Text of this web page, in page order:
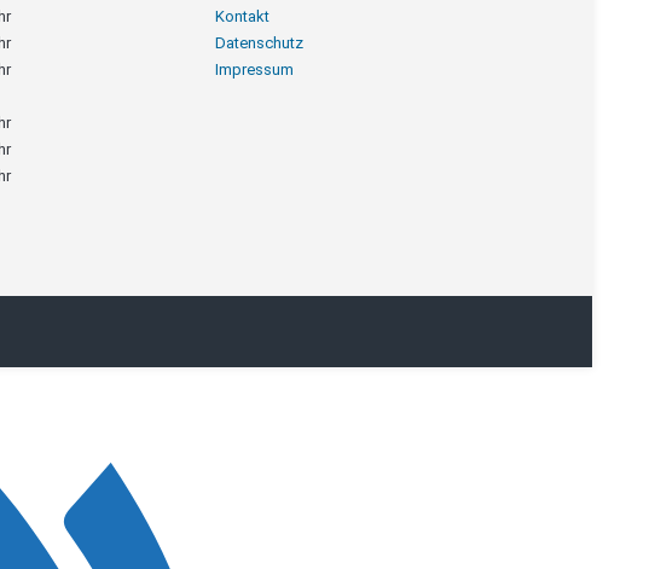
Navigation
überspringen
Kontakt
Datenschutz
Impressum